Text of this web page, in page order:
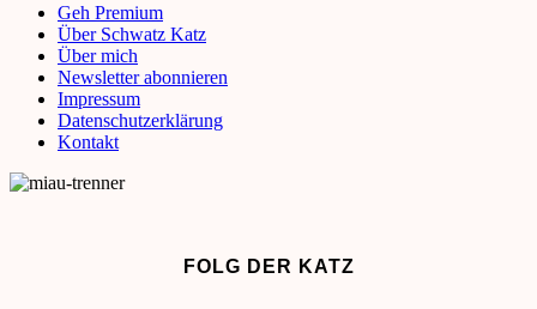
Geh Premium
Über Schwatz Katz
Über mich
Newsletter abonnieren
Impressum
Datenschutzerklärung
Kontakt
FOLG DER KATZ